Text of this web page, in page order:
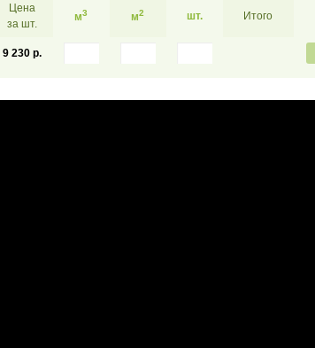
Цена
зашт.
м3 м2 шт. Итого
9 230 р.